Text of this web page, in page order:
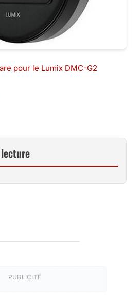
pour le Lumix DMC-G2
PUBLICITÉ